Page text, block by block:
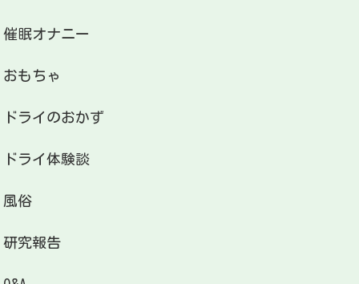
催眠オナニー
おもちゃ
ドライのおかず
ドライ体験談
風俗
研究報告